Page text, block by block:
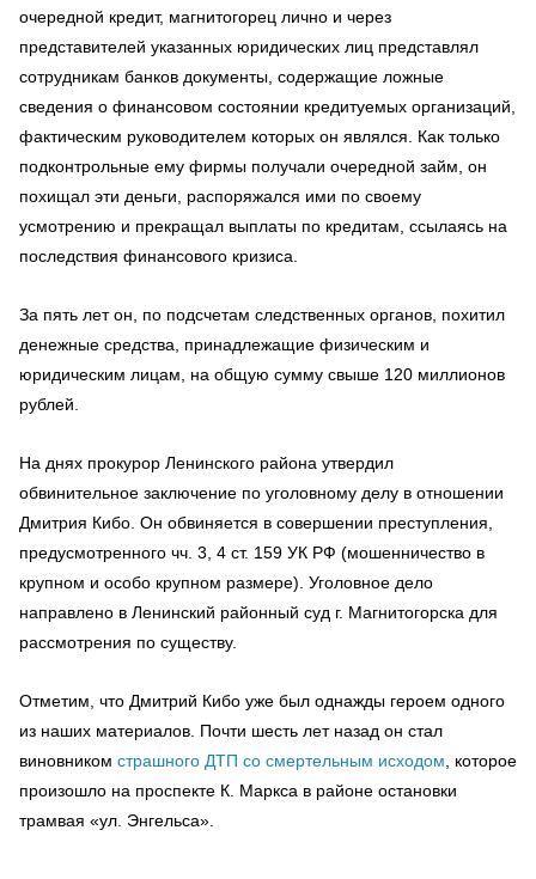
очередной кредит, магнитогорец лично и через
представителей указанных юридических лиц представлял
сотрудникам банков документы, содержащие ложные
сведения о финансовом состоянии кредитуемых организаций,
фактическим руководителем которых он являлся. Как только
подконтрольные ему фирмы получали очередной займ, он
похищал эти деньги, распоряжался ими по своему
усмотрению и прекращал выплаты по кредитам, ссылаясь на
последствия финансового кризиса.
За пять лет он, по подсчетам следственных органов, похитил
денежные средства, принадлежащие физическим и
юридическим лицам, на общую сумму свыше 120 миллионов
рублей.
На днях прокурор Ленинского района утвердил
обвинительное заключение по уголовному делу в отношении
Дмитрия Кибо. Он обвиняется в совершении преступления,
предусмотренного чч. 3, 4 ст. 159 УК РФ (мошенничество в
крупном и особо крупном размере). Уголовное дело
направлено в Ленинский районный суд г. Магнитогорска для
рассмотрения по существу.
Отметим, что Дмитрий Кибо уже был однажды героем одного
из наших материалов. Почти шесть лет назад он стал
виновником страшного ДТП со смертельным исходом , которое
произошло на проспекте К. Маркса в районе остановки
трамвая «ул. Энгельса».